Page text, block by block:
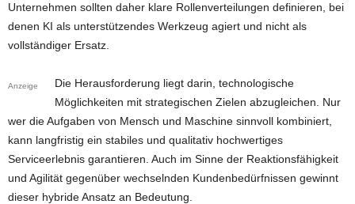
Unternehmen sollten daher klare Rollenverteilungen definieren, bei
denen KI als unterstützendes Werkzeug agiert und nicht als
vollständiger Ersatz.
Anzeige
Die Herausforderung liegt darin, technologische
Möglichkeiten mit strategischen Zielen abzugleichen. Nur
wer die Aufgaben von Mensch und Maschine sinnvoll kombiniert,
kann langfristig ein stabiles und qualitativ hochwertiges
Serviceerlebnis garantieren. Auch im Sinne der Reaktionsfähigkeit
und Agilität gegenüber wechselnden Kundenbedürfnissen gewinnt
dieser hybride Ansatz an Bedeutung.